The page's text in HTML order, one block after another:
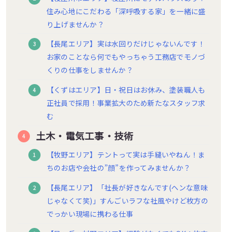
住み心地にこだわる「深呼吸する家」を一緒に盛
り上げませんか？
【長尾エリア】実は水回りだけじゃないんです！
お家のことなら何でもやっちゃう工務店でモノづ
くりの仕事をしませんか？
【くずはエリア】日・祝日はお休み、塗装職人も
正社員で採用！事業拡大のため新たなスタッフ求
む
土木・電気工事・技術
【牧野エリア】テントって実は手縫いやねん！ま
ちのお店や会社の”顔”を作ってみませんか？
【長尾エリア】「社長が好きなんです(ヘンな意味
じゃなくて笑)」すんごいラフな社風やけど枚方の
でっかい現場に携わる仕事